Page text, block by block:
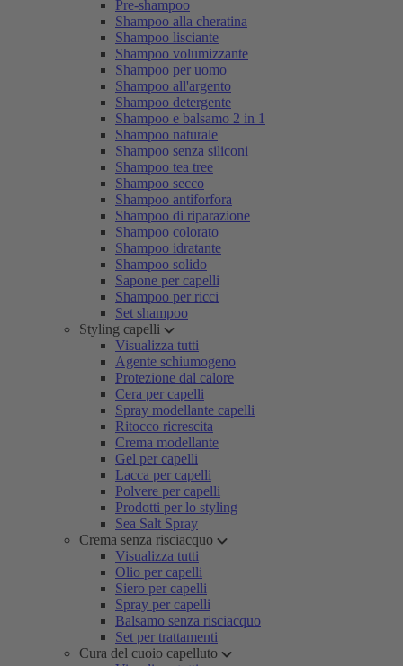
Pre-shampoo
Shampoo alla cheratina
Shampoo lisciante
Shampoo volumizzante
Shampoo per uomo
Shampoo all'argento
Shampoo detergente
Shampoo e balsamo 2 in 1
Shampoo naturale
Shampoo senza siliconi
Shampoo tea tree
Shampoo secco
Shampoo antiforfora
Shampoo di riparazione
Shampoo colorato
Shampoo idratante
Shampoo solido
Sapone per capelli
Shampoo per ricci
Set shampoo
Styling capelli
Visualizza tutti
Agente schiumogeno
Protezione dal calore
Cera per capelli
Spray modellante capelli
Ritocco ricrescita
Crema modellante
Gel per capelli
Lacca per capelli
Polvere per capelli
Prodotti per lo styling
Sea Salt Spray
Crema senza risciacquo
Visualizza tutti
Olio per capelli
Siero per capelli
Spray per capelli
Balsamo senza risciacquo
Set per trattamenti
Cura del cuoio capelluto